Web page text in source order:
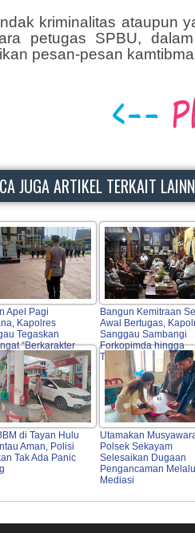
kriminalitas ataupun
petugas SPBU,
pesan-pesan
JUGA ARTIKEL TERKAIT
Apel Pagi
Kapolres
Tegaskan
“Berkarakter
serta Dorong
dan
Publik
Bangun Kemitraan
Awal Bertugas,
Sanggau Sambangi
Forkopimda hingga
Tokoh Adat
di Tayan Hulu
Aman, Polisi
Tak Ada Panic
Utamakan
Polsek Sekayam
Selesaikan Dugaan
Pengancaman
Mediasi